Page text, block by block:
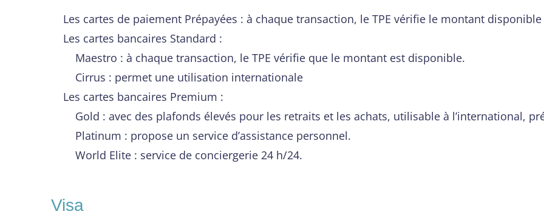
Les cartes de paiement Prépayées : à chaque transaction, le TPE vérifie le montant
Les cartes bancaires Standard :
Maestro : à chaque transaction, le TPE vérifie que le montant est disponible.
Cirrus : permet une utilisation internationale
Les cartes bancaires Premium :
Gold : avec des plafonds élevés pour les retraits et les achats, utilisable à l’international,
Platinum : propose un service d’assistance personnel.
World Elite : service de conciergerie 24 h/24.
Visa